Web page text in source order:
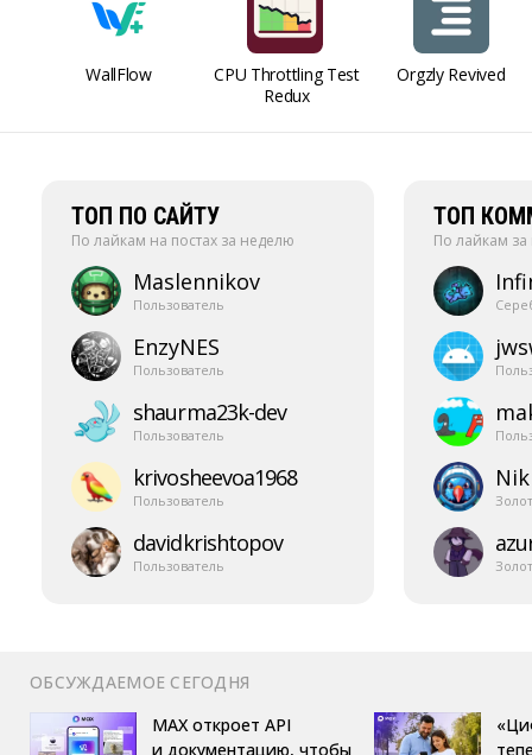
WallFlow
CPU Throttling Test
Redux
Orgzly Revived
ТОП ПО САЙТУ
По лайкам на постах за неделю
Maslennikov
Пользователь
EnzyNES
Пользователь
shaurma23k-​dev
Пользователь
krivosheevoa1968
Пользователь
davidkrishtopov
Пользователь
ТОП
По лайкам
ОБСУЖДАЕМОЕ СЕГОДНЯ
MAX откроет API
и документацию, чтобы